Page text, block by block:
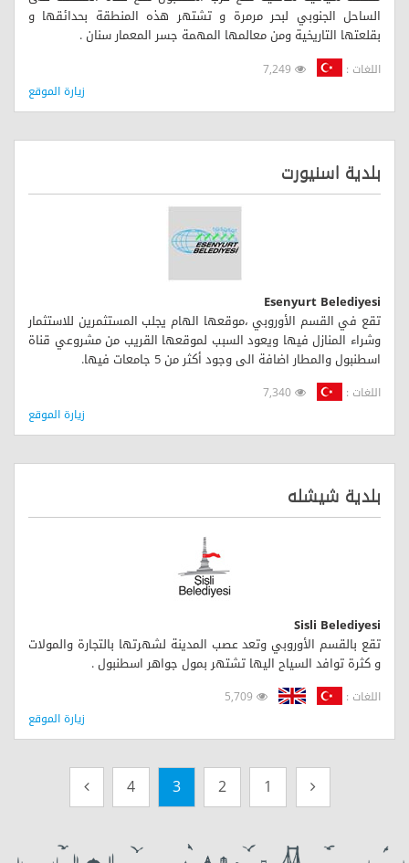
الساحل الجنوبي لبحر مرمرة و تشتهر هذه المنطقة بحدائقها و
بقلعتها التاريخية ومن معالمها المهمة جسر المعمار سنان .
اللغات :
زيارة الموقع
بلدية اسنيورت
Esenyurt Belediyesi
تقع في القسم الأوروبي ،موقعها الهام يجلب المستثمرين للاستثمار
وشراء المنازل فيها ويعود السبب لموقعها القريب من مشروعي قناة
اسطنبول والمطار اضافة الى وجود أكثر من 5 جامعات فيها.
اللغات :
زيارة الموقع
بلدية شيشله
Sisli Belediyesi
تقع بالقسم الأوروبي وتعد عصب المدينة لشهرتها بالتجارة والمولات
و كثرة توافد السياح اليها تشتهر بمول جواهر اسطنبول .
اللغات :
زيارة الموقع
1
2
3
4